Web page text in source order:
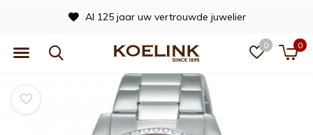
0 0
Al 125 jaar uw vertrouwde juwelier